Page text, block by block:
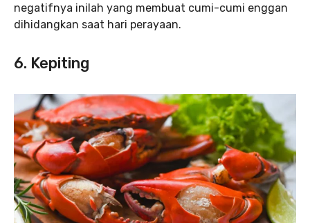
negatifnya inilah yang membuat cumi-cumi enggan
dihidangkan saat hari perayaan.
6. Kepiting